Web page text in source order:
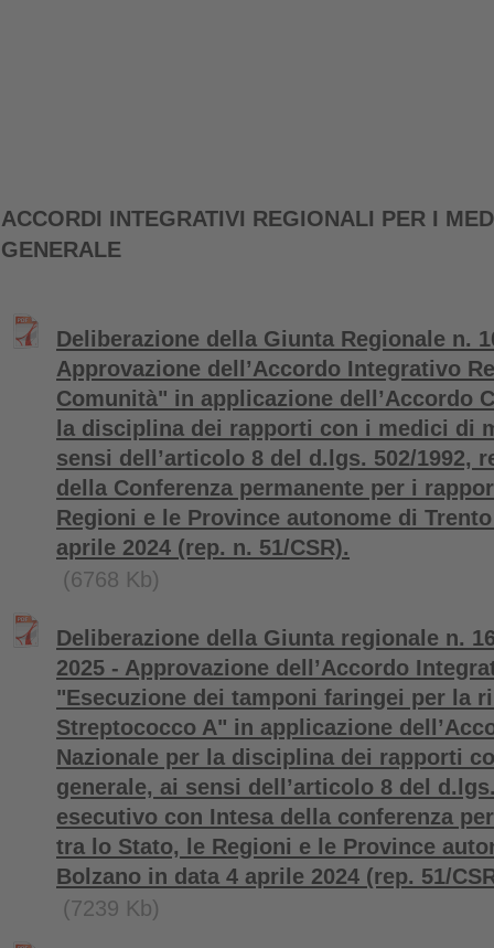
ACCORDI INTEGRATIVI REGIONALI PER I
GENERALE
Deliberazione della Giunta Regionale n.
Approvazione dell’Accordo Integrativo
Comunità" in applicazione dell’Accordo
la disciplina dei rapporti con i medici di
sensi dell’articolo 8 del d.lgs. 502/1992,
della Conferenza permanente per i
Regioni e le Province autonome di
aprile 2024 (rep. n. 51/CSR).
(6768 Kb)
Deliberazione della Giunta regionale n.
2025 - Approvazione dell’Accordo
"Esecuzione dei tamponi faringei per la
Streptococco A" in applicazione
Nazionale per la disciplina dei rapporti
generale, ai sensi dell’articolo 8 del
esecutivo con Intesa della conferenza
tra lo Stato, le Regioni e le Province
Bolzano in data 4 aprile 2024 (rep. 51/
(7239 Kb)